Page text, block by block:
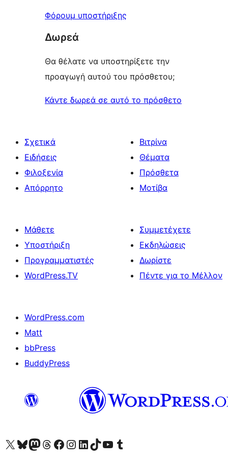
Φόρουμ υποστήριξης
Δωρεά
Θα θέλατε να υποστηρίξετε την
προαγωγή αυτού του πρόσθετου;
Κάντε δωρεά σε αυτό το πρόσθετο
Σχετικά
Ειδήσεις
Φιλοξενία
Απόρρητο
Βιτρίνα
Θέματα
Πρόσθετα
Μοτίβα
Μάθετε
Υποστήριξη
Προγραμματιστές
WordPress.TV
Συμμετέχετε
Εκδηλώσεις
Δωρίστε
Πέντε για το Μέλλον
WordPress.com
Matt
bbPress
BuddyPress
Visit our X (formerly Twitter) account
Visit our Bluesky account
Επισκεφθείτε τον λογαριασμό μας στο Mastodon
Visit our Threads account
Επισκεφτείτε τη σελίδα μας στο Facebook
Επισκεφθείτε τον λογαριασμό μας Instagram
Επισκεφθείτε τον λογαριασμό μας LinkedIn
Visit our TikTok account
Visit our YouTube channel
Visit our Tumblr account